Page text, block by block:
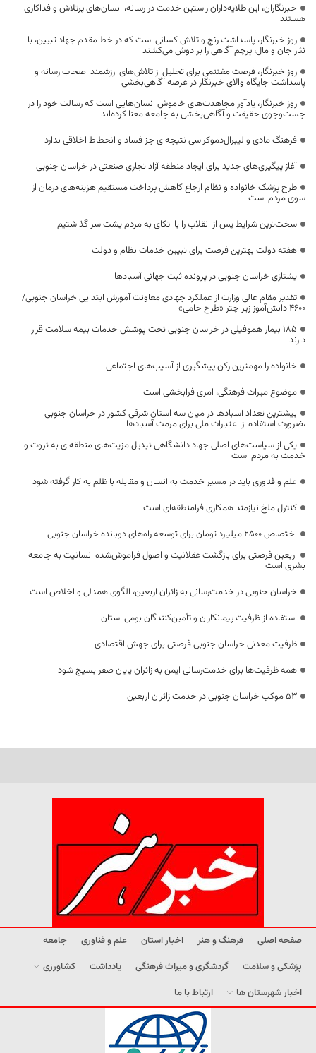
خبرنگاران، این طلایه‌داران راستین خدمت در رسانه، انسان‌های پرتلاش و فداکاری
هستند
روز خبرنگار، پاسداشت رنج و تلاش کسانی است که در خط مقدم جهاد تبیین، با
نثار جان و مال، پرچم آگاهی را بر دوش می‌کشند
روز خبرنگار، فرصت مغتنمی برای تجلیل از تلاش‌های ارزشمند اصحاب رسانه و
پاسداشت جایگاه والای خبرنگار در عرصه آگاهی‌بخشی
روز خبرنگار، یادآور مجاهدت‌های خاموش انسان‌هایی است که رسالت خود را در
جست‌وجوی حقیقت و آگاهی‌بخشی به جامعه معنا کرده‌اند
فرهنگ مادی و لیبرال‌دموکراسی نتیجه‌ای جز فساد و انحطاط اخلاقی ندارد
آغاز پیگیری‌های جدید برای ایجاد منطقه آزاد تجاری صنعتی در خراسان جنوبی
طرح پزشک خانواده و نظام ارجاع کاهش پرداخت مستقیم هزینه‌های درمان از
سوی مردم است
سخت‌ترین شرایط پس از انقلاب را با اتکای به مردم پشت سر گذاشتیم
هفته دولت بهترین فرصت برای تبیین خدمات نظام و دولت
یشتازی خراسان جنوبی در پرونده ثبت جهانی آسبادها
تقدیر مقام عالی وزارت از عملکرد جهادی معاونت آموزش ابتدایی خراسان جنوبی/
۴۶۰۰ دانش‌آموز زیر چتر «طرح حامی»
۱۸۵ بیمار هموفیلی در خراسان جنوبی تحت پوشش خدمات بیمه سلامت قرار
دارند
خانواده را مهمترین رکن پیشگیری از آسیب‌های اجتماعی
موضوع میراث فرهنگی، امری فرابخشی است
بیشترین تعداد آسبادها در میان سه استان شرقی کشور در خراسان جنوبی
،ضرورت استفاده از اعتبارات ملی برای مرمت آسبادها
یکی از سیاست‌های اصلی جهاد دانشگاهی تبدیل مزیت‌های منطقه‌ای به ثروت و
خدمت به مردم است
علم و فناوری باید در مسیر خدمت به انسان و مقابله با ظلم به کار گرفته شود
کنترل ملخ نیازمند همکاری فرامنطقه‌ای است
اختصاص 2500 میلیارد تومان برای توسعه راه‌های دوبانده خراسان جنوبی
اربعین فرصتی برای بازگشت عقلانیت و اصول فراموش‌شده انسانیت به جامعه
بشری است
خراسان جنوبی در خدمت‌رسانی به زائران اربعین، الگوی همدلی و اخلاص است
استفاده از ظرفیت پیمانکاران و تأمین‌کنندگان بومی استان
ظرفیت معدنی خراسان جنوبی فرصتی برای جهش اقتصادی
همه ظرفیت‌ها برای خدمت‌رسانی ایمن به زائران پایان صفر بسیج شود
53 موکب خراسان جنوبی در خدمت زائران اربعین
صفحه اصلی فرهنگ و هنر اخبار استان علم و فناوری
جامعه
پزشکی و سلامت
گردشگری و میراث فرهنگی یادداشت
کشاورزی
اخبار شهرستان ها
ارتباط با ما